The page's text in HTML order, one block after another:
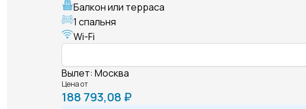
Балкон или терраса
1 спальня
Wi-Fi
Вылет: Москва
Цена от
188 793,08 ₽